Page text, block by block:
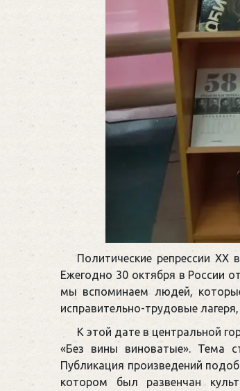
Политические репрессии
Ежегодно 30 октября в России
мы вспоминаем людей,
исправительно-трудовые
К этой дате в центральной
«Без вины виноватые». Тема
Публикация произведений
котором был развенчан